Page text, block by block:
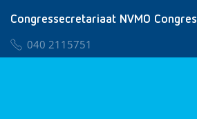
Congressecretariaat NVMO Congres
040 2115751